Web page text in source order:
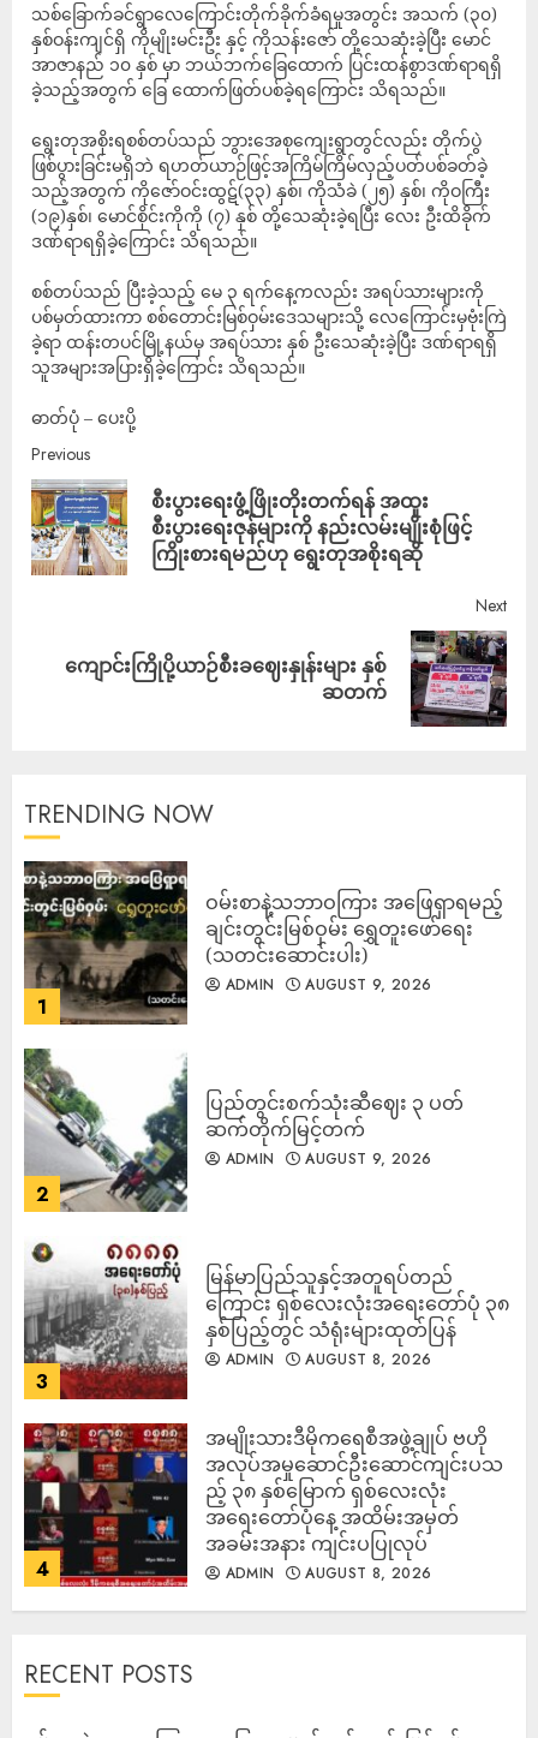
သစ်ခြောက်ခင်ရွာလေကြောင်းတိုက်ခိုက်ခံရမှုအတွင်း အသက် (၃၀)
နှစ်ဝန်းကျင်ရှိ ကိုမျိုးမင်းဦး နှင့် ကိုသန်းဇော် တို့သေဆုံးခဲ့ပြီး မောင်
အာဇာနည် ၁၀ နှစ် မှာ ဘယ်ဘက်ခြေထောက် ပြင်းထန်စွာဒဏ်ရာရရှိ
ခဲ့သည့်အတွက် ခြေ ထောက်ဖြတ်ပစ်ခဲ့ရကြောင်း သိရသည်။
ရွေးတုအစိုးရစစ်တပ်သည် ဘွားအေစုကျေးရွာတွင်လည်း တိုက်ပွဲ
ဖြစ်ပွားခြင်းမရှိဘဲ ရဟတ်ယာဉ်ဖြင့်အကြိမ်ကြိမ်လှည့်ပတ်ပစ်ခတ်ခဲ့
သည့်အတွက် ကိုဇော်ဝင်းထွဋ်(၃၃) နှစ်၊ ကိုသံခဲ (၂၅) နှစ်၊ ကိုဝကြီး
(၁၉)နှစ်၊ မောင်စိုင်းကိုကို (၇) နှစ် တို့သေဆုံးခဲ့ရပြီး လေး ဦးထိခိုက်
ဒဏ်ရာရရှိခဲ့ကြောင်း သိရသည်။
စစ်တပ်သည် ပြီးခဲ့သည့် မေ ၃ ရက်နေ့ကလည်း အရပ်သားများကို
ပစ်မှတ်ထားကာ စစ်တောင်းမြစ်ဝှမ်းဒေသများသို့ လေကြောင်းမှဗုံးကြဲ
ခဲ့ရာ ထန်းတပင်မြို့နယ်မှ အရပ်သား နှစ် ဦးသေဆုံးခဲ့ပြီး ဒဏ်ရာရရှိ
သူအများအပြားရှိခဲ့ကြောင်း သိရသည်။
ဓာတ်ပုံ – ပေးပို့
Previous
စီးပွားရေးဖွံ့ဖြိုးတိုးတက်ရန် အထူး
စီးပွားရေးဇုန်များကို နည်းလမ်းမျိုးစုံဖြင့်
ကြိုးစားရမည်ဟု ရွေးတုအစိုးရဆို
Next
‎ကျောင်းကြိုပို့ယာဉ်စီးခဈေးနှုန်းများ နှစ်
ဆတက်
TRENDING NOW
1
ဝမ်းစာနဲ့သဘာဝကြား အဖြေရှာရမည့်
ချင်းတွင်းမြစ်ဝှမ်း ရွှေတူးဖော်ရေး
(သတင်းဆောင်းပါး)
ADMIN AUGUST 9, 2026
2
ပြည်တွင်းစက်သုံးဆီဈေး ၃ ပတ်
ဆက်တိုက်မြင့်တက်
ADMIN AUGUST 9, 2026
3
မြန်မာပြည်သူနှင့်အတူရပ်တည်
ကြောင်း ရှစ်လေးလုံးအရေးတော်ပုံ ၃၈
နှစ်ပြည့်တွင် သံရုံးများထုတ်ပြန်
ADMIN AUGUST 8, 2026
4
အမျိုးသားဒီမိုကရေစီအဖွဲ့ချုပ် ဗဟို
အလုပ်အမှုဆောင်ဦးဆောင်ကျင်းပသ
ည့် ၃၈ နှစ်မြောက် ရှစ်လေးလုံး
အရေးတော်ပုံနေ့ အထိမ်းအမှတ်
အခမ်းအနား ကျင်းပပြုလုပ်
ADMIN AUGUST 8, 2026
RECENT POSTS